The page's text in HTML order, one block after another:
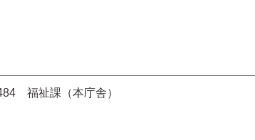
福祉課（本庁舎）